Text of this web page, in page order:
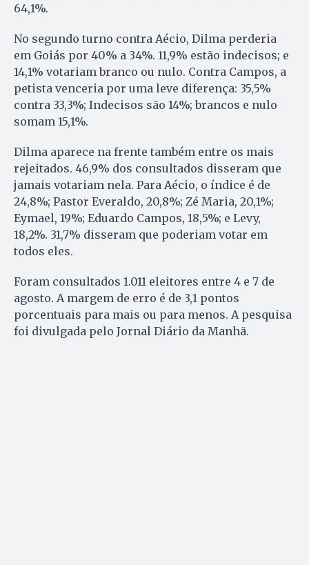
64,1%.
No segundo turno contra Aécio, Dilma perderia
em Goiás por 40% a 34%. 11,9% estão indecisos; e
14,1% votariam branco ou nulo. Contra Campos, a
petista venceria por uma leve diferença: 35,5%
contra 33,3%; Indecisos são 14%; brancos e nulo
somam 15,1%.
Dilma aparece na frente também entre os mais
rejeitados. 46,9% dos consultados disseram que
jamais votariam nela. Para Aécio, o índice é de
24,8%; Pastor Everaldo, 20,8%; Zé Maria, 20,1%;
Eymael, 19%; Eduardo Campos, 18,5%; e Levy,
18,2%. 31,7% disseram que poderiam votar em
todos eles.
Foram consultados 1.011 eleitores entre 4 e 7 de
agosto. A margem de erro é de 3,1 pontos
porcentuais para mais ou para menos. A pesquisa
foi divulgada pelo Jornal Diário da Manhã.